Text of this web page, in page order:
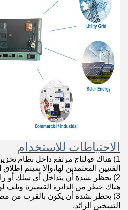
الاحتياطات للاستخدام
1) هناك فولتاج مرتفع داخل نظام
الفنيين المعتمدين لها،وإلا سيتم
هناك خطر من الدائرة القصيرة وتلف
3) يحظر بشدة أن يكون بالقرب من
التسخين الزائد.